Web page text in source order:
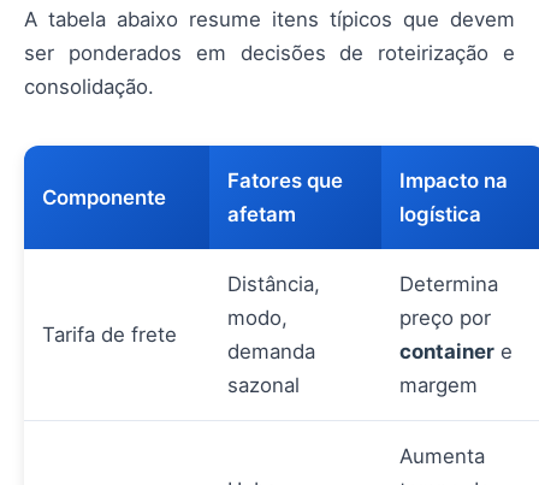
A tabela abaixo resume itens típicos que devem
ser ponderados em decisões de roteirização e
consolidação.
Componente
Fatores que
afetam
Impacto na
logística
Tarifa de frete
Distância,
modo,
demanda
sazonal
Determina
preço por
container e
margem
Aumenta